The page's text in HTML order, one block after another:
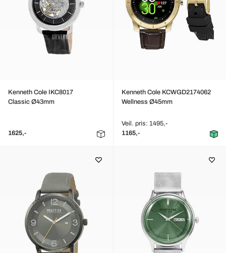
Kenneth Cole IKC8017
Classic Ø43mm
1625,-
Kenneth Cole KCWGD2174062
Wellness Ø45mm
Veil. pris: 1495,-
1165,-